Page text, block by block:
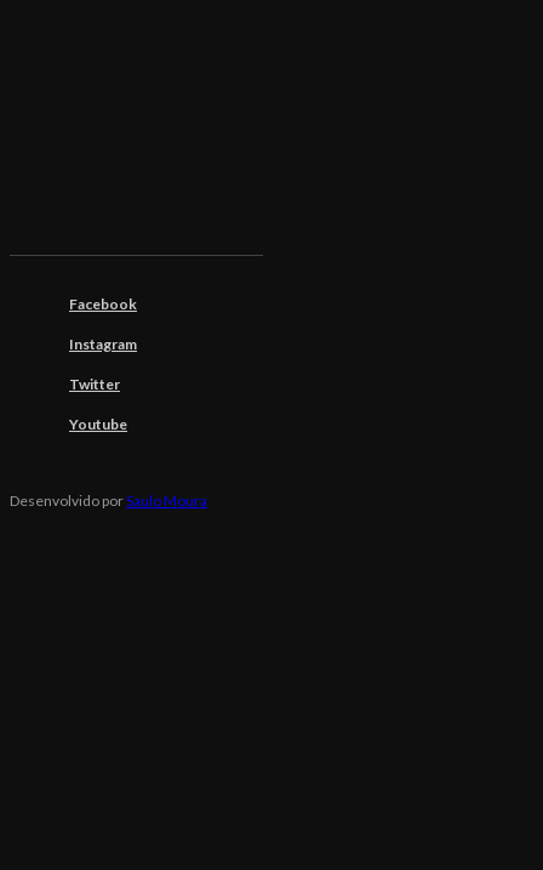
Facebook
Instagram
Twitter
Youtube
Desenvolvido porSaulo Moura